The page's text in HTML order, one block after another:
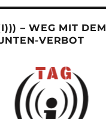
– WEG MIT DEM
VERBOT